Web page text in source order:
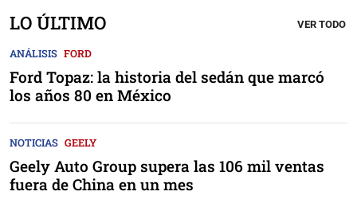
LO ÚLTIMO VER TODO
ANÁLISIS FORD
Ford Topaz: la historia del sedán que marcó
los años 80 en México
NOTICIAS GEELY
Geely Auto Group supera las 106 mil ventas
fuera de China en un mes